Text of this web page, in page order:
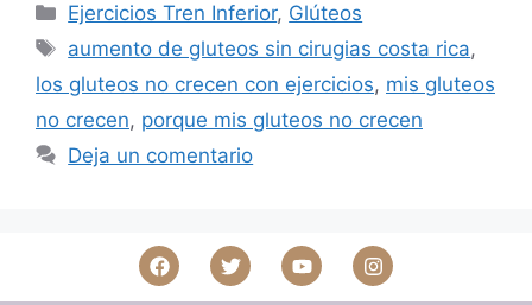
Ejercicios Tren Inferior, Glúteos
aumento de gluteos sin cirugias costa rica,
los gluteos no crecen con ejercicios, mis gluteos
no crecen, porque mis gluteos no crecen
Deja un comentario